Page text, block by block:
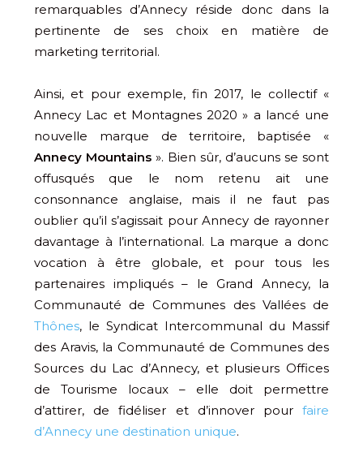
remarquables d’Annecy réside donc dans la
pertinente de ses choix en matière de
marketing territorial.
Ainsi, et pour exemple, fin 2017, le collectif «
Annecy Lac et Montagnes 2020 » a lancé une
nouvelle marque de territoire, baptisée «
Annecy Mountains ». Bien sûr, d’aucuns se sont
offusqués que le nom retenu ait une
consonnance anglaise, mais il ne faut pas
oublier qu’il s’agissait pour Annecy de rayonner
davantage à l’international. La marque a donc
vocation à être globale, et pour tous les
partenaires impliqués – le Grand Annecy, la
Communauté de Communes des Vallées de
Thônes, le Syndicat Intercommunal du Massif
des Aravis, la Communauté de Communes des
Sources du Lac d’Annecy, et plusieurs Offices
de Tourisme locaux – elle doit permettre
d’attirer, de fidéliser et d’innover pour faire
d’Annecy une destination unique.